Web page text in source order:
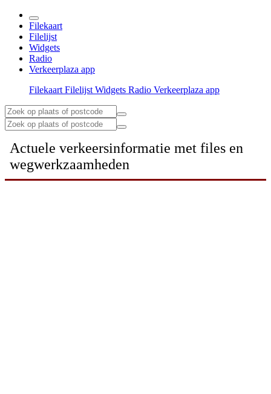
Filekaart
Filelijst
Widgets
Radio
Verkeerplaza app
Filekaart Filelijst Widgets Radio Verkeerplaza app
Actuele verkeersinformatie met files en
wegwerkzaamheden